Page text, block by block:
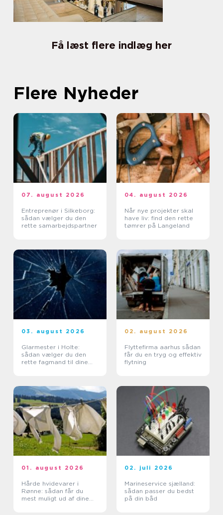
Få læst flere indlæg her
Flere Nyheder
07. august 2026
Entreprenør i Silkeborg:
sådan vælger du den
rette samarbejdspartner
04. august 2026
Når nye projekter skal
have liv: find den rette
tømrer på Langeland
03. august 2026
Glarmester i Holte:
sådan vælger du den
rette fagmand til dine
02. august 2026
Flyttefirma aarhus sådan
får du en tryg og effektiv
flytning
01. august 2026
Hårde hvidevarer i
Rønne: sådan får du
mest muligt ud af dine
02. juli 2026
Marineservice sjælland:
sådan passer du bedst
på din båd